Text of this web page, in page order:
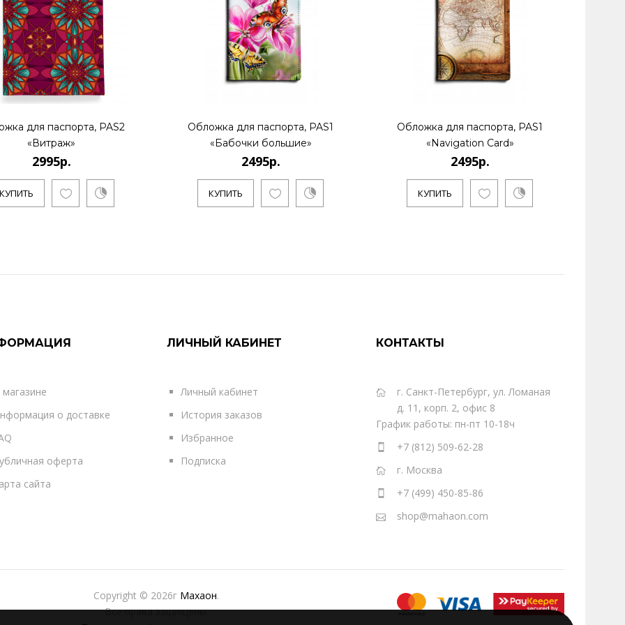
для паспорта, PAS2
«Витраж»
2995р.
КУПИТЬ
Обложка для паспорта, PAS1
«Бабочки большие»
2495р.
КУПИТЬ
Обложка для паспорта, PAS1
«Navigation Card»
2495р.
КУПИТЬ
о доставке
оферта
сайта
ЛИЧНЫЙ КАБИНЕТ
Личный кабинет
История заказов
Избранное
Подписка
КОНТАКТЫ
г. Санкт-Петербург, ул. Ломаная
д. 11, корп. 2, офис 8
График работы: пн-пт 10-18ч
+7 (812) 509-62-28
г. Москва
+7 (499) 450-85-86
shop@mahaon.com
Copyright © 2026г Махаон.
Все права защищены.